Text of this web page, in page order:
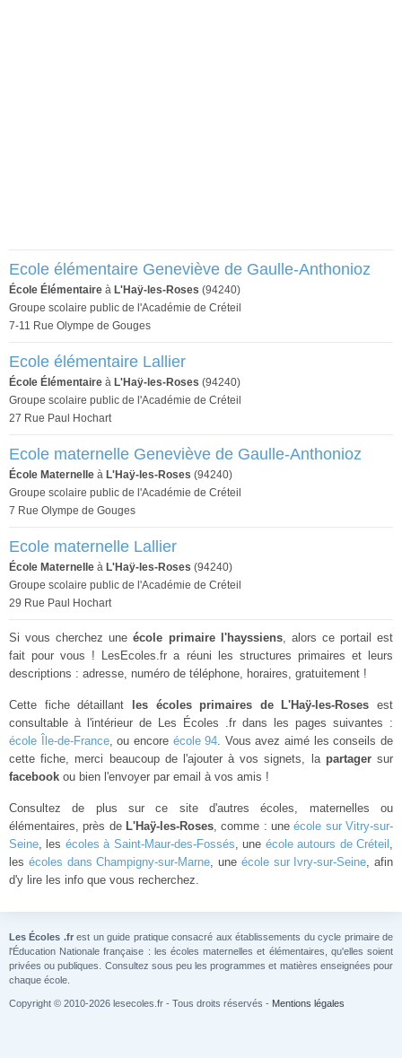
Ecole élémentaire Geneviève de Gaulle-Anthonioz
École Élémentaire à L'Haÿ-les-Roses (94240)
Groupe scolaire public de l'Académie de Créteil
7-11 Rue Olympe de Gouges
Ecole élémentaire Lallier
École Élémentaire à L'Haÿ-les-Roses (94240)
Groupe scolaire public de l'Académie de Créteil
27 Rue Paul Hochart
Ecole maternelle Geneviève de Gaulle-Anthonioz
École Maternelle à L'Haÿ-les-Roses (94240)
Groupe scolaire public de l'Académie de Créteil
7 Rue Olympe de Gouges
Ecole maternelle Lallier
École Maternelle à L'Haÿ-les-Roses (94240)
Groupe scolaire public de l'Académie de Créteil
29 Rue Paul Hochart
Si vous cherchez uneécole primaire l'hayssiens, alors ce portail est
fait pour vous ! LesEcoles.fr a réuni les structures primaires et leurs
descriptions : adresse, numéro de téléphone, horaires, gratuitement !
Cette fiche détaillant les écoles primaires de L'Haÿ-les-Roses est
consultable à l'intérieur de Les Écoles .fr dans les pages suivantes :
école Île-de-France, ou encore école 94. Vous avez aimé les conseils de
cette fiche, merci beaucoup de l'ajouter à vos signets, la partagersur
facebook ou bien l'envoyer par email à vos amis !
Consultez de plus sur ce site d'autres écoles, maternelles ou
élémentaires, près de L'Haÿ-les-Roses, comme : uneécole sur Vitry-sur-
Seine, les écoles à Saint-Maur-des-Fossés, une école autours de Créteil ,
les écoles dans Champigny-sur-Marne, une école sur Ivry-sur-Seine, afin
d'y lire les info que vous recherchez.
Les Écoles .frest un guide pratique consacré aux établissements du cycle primaire de
l'Éducation Nationale française : les écoles maternelles et élémentaires, qu'elles soient
privées ou publiques. Consultez sous peu les programmes et matières enseignées pour
chaque école.
Copyright © 2010-2026 lesecoles.fr - Tous droits réservés - Mentions légales